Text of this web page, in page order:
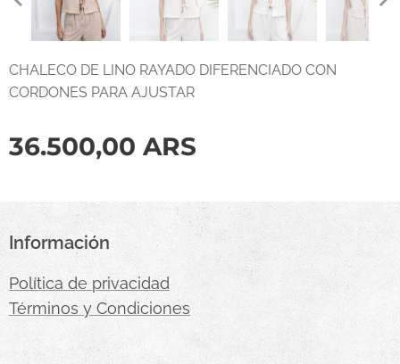
CHALECO DE LINO RAYADO DIFERENCIADO CON
CORDONES PARA AJUSTAR
36.500,00 ARS
Información
Política de privacidad
Términos y Condiciones